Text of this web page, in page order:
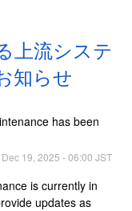
上流システ
知らせ
has been
Dec 19 2025 -06:00 JST
is currently in
updates as